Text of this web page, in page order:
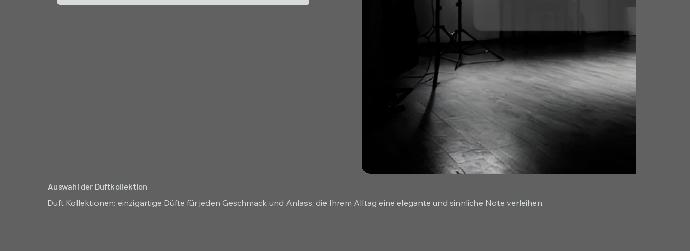
Auswahl der Duftkollektion
Duft Kollektionen: einzigartige Düfte für jeden Geschmack und Anlass, die Ihrem Alltag eine elegante und sinnliche Note verleihen.